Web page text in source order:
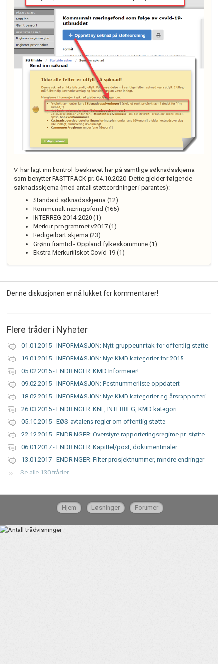
Vi har lagt inn kontroll beskrevet her på samtlige søknadsskjema
som benytter FASTTRACK pr. 04.10.2020. Dette gjelder følgende
søknadsskjema (med antall støtteordninger i parantes):
Standard søknadsskjema (12)
Kommunalt næringsfond (165)
INTERREG 2014-2020 (1)
Merkur-programmet v2017 (1)
Redigerbart skjema (23)
Grønn framtid - Oppland fylkeskommune (1)
Ekstra Merkurtilskot Covid-19 (1)
Denne diskusjonen er nå lukket for kommentarer!
Flere tråder i Nyheter
01.01.2015 - INFORMASJON: Nytt gruppeunntak for offentlig støtte
19.01.2015 - INFORMASJON: Nye KMD kategorier for 2015
05.02.2015 - ENDRINGER: KMD Informerer!
09.02.2015 - INFORMASJON: Postnummerliste oppdatert
26.03.2015 - ENDRINGER: KNF, INTERREG, KMD kategori
05.10.2015 - EØS-avtalens regler om offentlig støtte
06.01.2017 - ENDRINGER: Kapittel/post, dokumentmaler
13.01.2017 - ENDRINGER: Filter prosjektnummer, mindre endringer
Se alle 130 tråder
Hjem Løsninger Forumer